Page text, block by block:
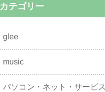
カテゴリー
glee
music
パソコン・ネット・サービス